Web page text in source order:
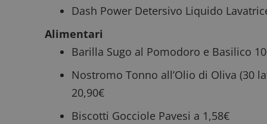
Dash Power Detersivo Liquido
Alimentari
Barilla Sugo al Pomodoro e Basilico
Nostromo Tonno all’Olio di Oliva (30
20,90€
Biscotti Gocciole Pavesi a 1,58€
_pk_id.1.938b
_pk_ses.1.938b
Nome